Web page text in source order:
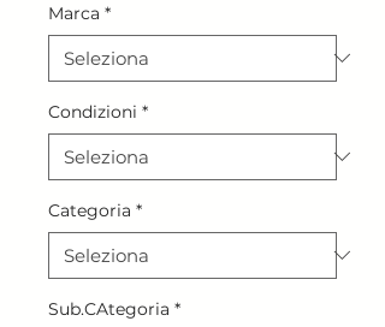
Marca *
Condizioni *
Categoria *
Sub.CAtegoria *